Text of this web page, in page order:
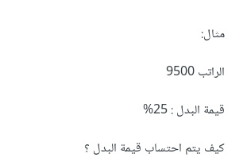
مثال:
الراتب 9500
قيمة البدل : 25%
كيف يتم احتساب قيمة البدل ؟